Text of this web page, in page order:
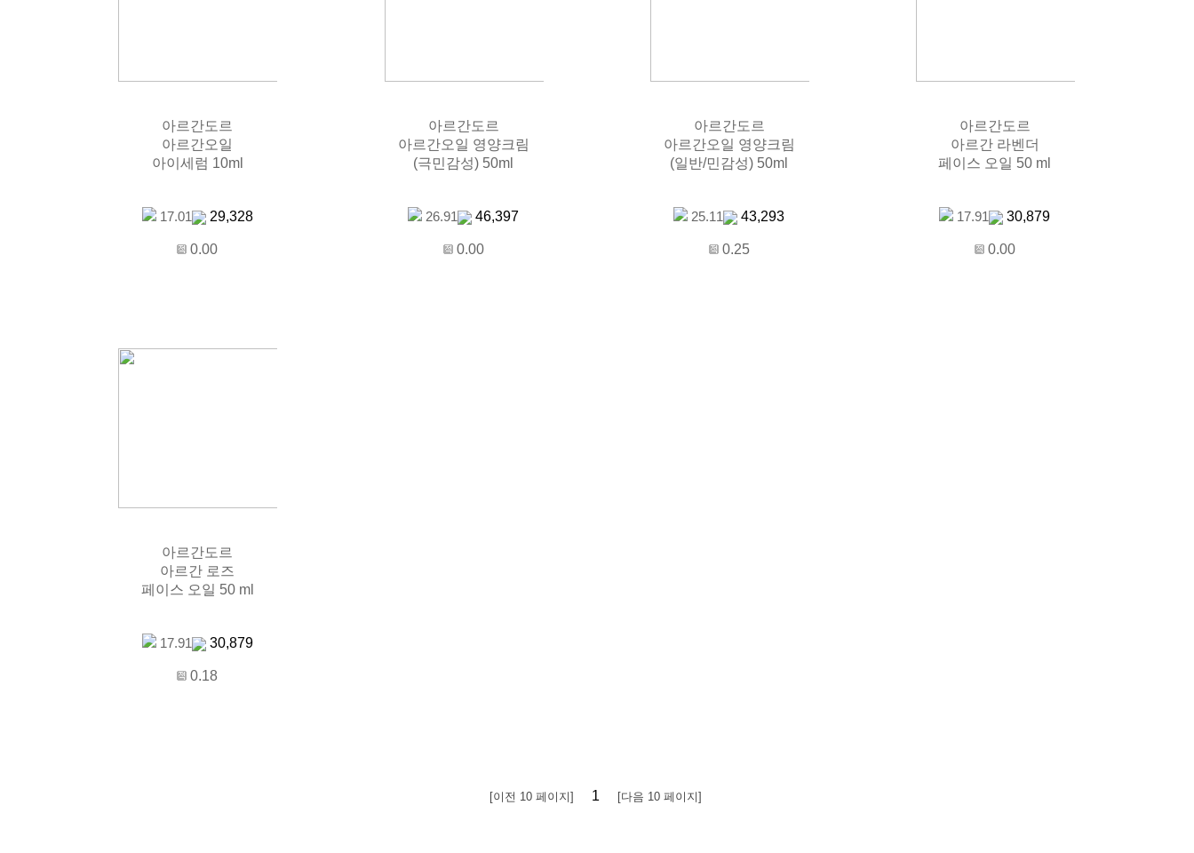
아르간도르
아르간오일
아이세럼 10ml
17.01 29,328
0.00
아르간도르
아르간오일 영양크림
(극민감성) 50ml
26.91 46,397
0.00
아르간도르
아르간오일 영양크림
(일반/민감성) 50ml
25.11 43,293
0.25
아르간도르
아르간 라벤더
페이스 오일 50 ml
17.91 30,879
0.00
아르간도르
아르간 로즈
페이스 오일 50 ml
17.91 30,879
0.18
[이전 10 페이지] 1 [다음 10 페이지]